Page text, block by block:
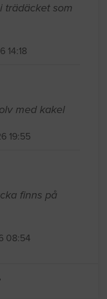
trädäcket som
14:18
med kakel
19:55
finns på
08:54